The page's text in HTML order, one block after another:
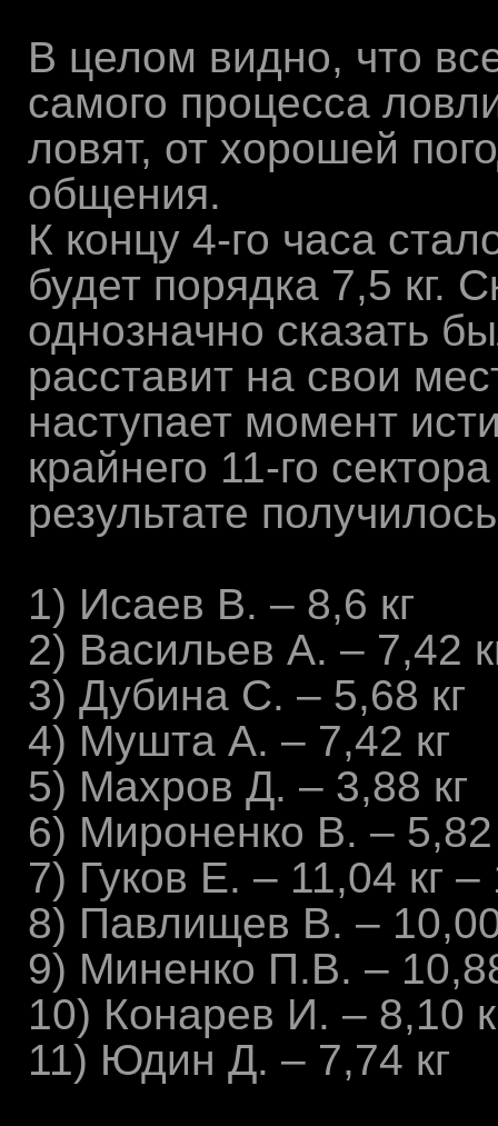
В целом видно, что
самого процесса
ловят, от хорошей
общения.
К концу 4-го часа
будет порядка 7,5 кг.
однозначно сказать
расставит на свои
наступает момент
крайнего 11-го
результате
1) Исаев В. – 8,6 кг
2) Васильев А. – 7,42
3) Дубина С. – 5,68 кг
4) Мушта А. – 7,42 кг
5) Махров Д. – 3,88 кг
6) Мироненко В. – 5,82
7) Гуков Е. – 11,04 кг
8) Павлищев В. –
9) Миненко П.В. –
10) Конарев И. – 8,10
11) Юдин Д. – 7,74 кг